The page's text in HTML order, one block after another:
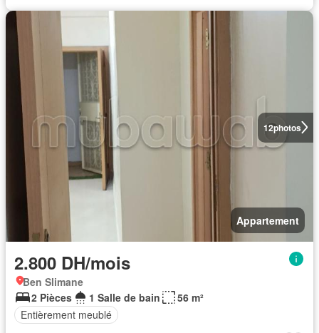
12photos
Appartement
2.800 DH/mois
Ben Slimane
2 Pièces
1 Salle de bain
56 m²
Entièrement meublé